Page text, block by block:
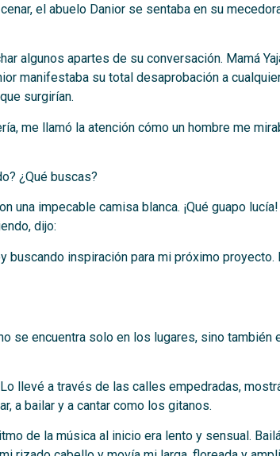
el abuelo Danior se sentaba en su
algunos apartes de su conversación. Mamá
manifestaba su total desaprobación a
surgirían.
me llamó la atención cómo un hombre me
¿Qué buscas?
una impecable camisa blanca. ¡Qué guapo
dijo:
buscando inspiración para mi próximo
se encuentra solo en los lugares, sino
llevé a través de las calles empedradas,
a bailar y a cantar como los gitanos.
de la música al inicio era lento y sensual.